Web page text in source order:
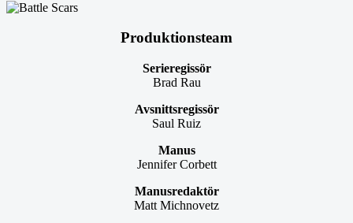
Produktionsteam
Serieregissör
Brad Rau
Avsnittsregissör
Saul Ruiz
Manus
Jennifer Corbett
Manusredaktör
Matt Michnovetz